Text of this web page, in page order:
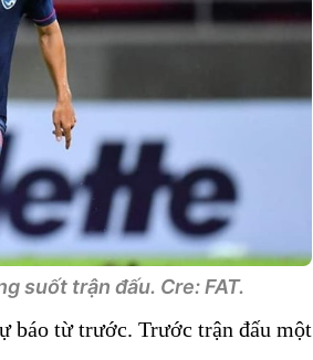
suốt trận đấu. Cre: FAT.
báo từ trước. Trước trận đấu một